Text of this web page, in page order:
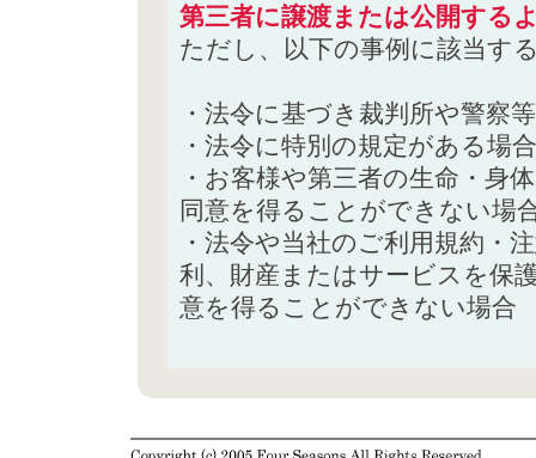
第三者に譲渡または公開する
ただし、以下の事例に該当す
・法令に基づき裁判所や警察
・法令に特別の規定がある場合
・お客様や第三者の生命・身
同意を得ることができない場
・法令や当社のご利用規約・
利、財産またはサービスを保
意を得ることができない場合